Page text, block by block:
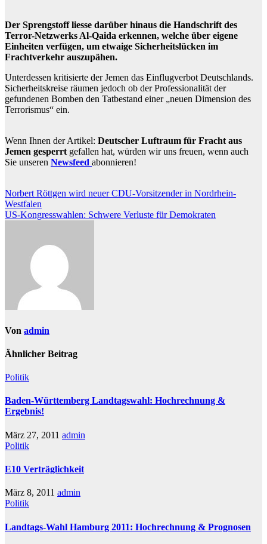
Der Sprengstoff liesse darüber hinaus die Handschrift des
Terror-Netzwerks Al-Qaida erkennen, welche über eigene
Einheiten verfügen, um etwaige Sicherheitslücken im
Frachtverkehr auszupähen.
Unterdessen kritisierte der Jemen das Einflugverbot Deutschlands.
Sicherheitskreise räumen jedoch ob der Professionalität der
gefundenen Bomben den Tatbestand einer „neuen Dimension des
Terrorismus“ ein.
Wenn Ihnen der Artikel: Deutscher Luftraum für Fracht aus
Jemen gesperrtgefallen hat, würden wir uns freuen, wenn auch
Sie unseren Newsfeed abonnieren!
Beitragsnavigation
Norbert Röttgen wird neuer CDU-Vorsitzender in Nordrhein-
Westfalen
US-Kongresswahlen: Schwere Verluste für Demokraten
Von admin
Ähnlicher Beitrag
Politik
Baden-Württemberg Landtagswahl: Hochrechnung &
Ergebnis!
März 27, 2011 admin
Politik
E10 Verträglichkeit
März 8, 2011 admin
Politik
Landtags-Wahl Hamburg 2011: Hochrechnung & Prognosen